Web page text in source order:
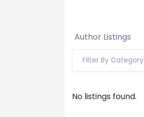
Author Listings
Filter By Category
No listings found.